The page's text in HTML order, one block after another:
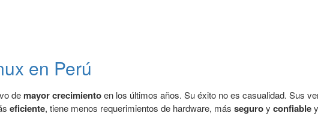
en Perú
de mayor crecimientoen los últimos años. Su éxito no es casualidad. Sus
eficiente, tiene menos requerimientos de hardware, más seguroy confiable